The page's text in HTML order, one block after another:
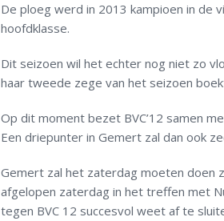
De ploeg werd in 2013 kampioen in de
hoofdklasse.
Dit seizoen wil het echter nog niet zo
haar tweede zege van het seizoen
Op dit moment bezet BVC’12 samen
Een driepunter in Gemert zal dan ook
Gemert zal het zaterdag moeten doen
afgelopen zaterdag in het treffen met
tegen BVC 12 succesvol weet af te